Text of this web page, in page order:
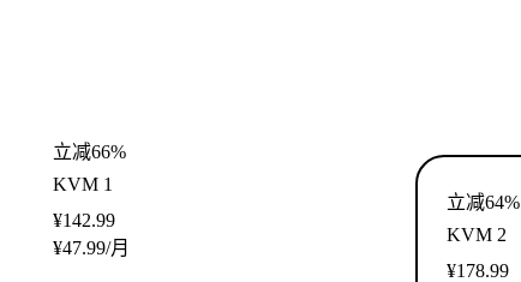
立减66%
KVM 1
¥142.99
¥47.99/月
立减64%
KVM 2
¥178.99